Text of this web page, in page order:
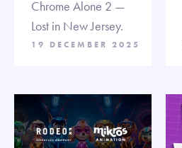
Chrome Alone 2 —
Lost in New Jersey.
19 DECEMBER 2025